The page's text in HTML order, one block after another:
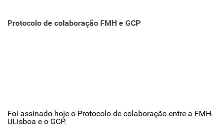
Protocolo de colaboração FMH e GCP
Foi assinado hoje o Protocolo de colaboração entre a FMH-
ULisboa e o GCP.